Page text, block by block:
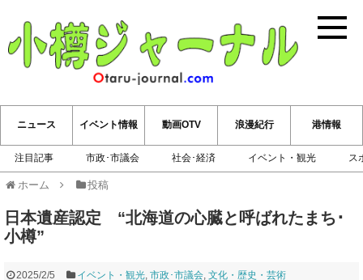
小樽ジ
ニュース
注目記事 市政･市議会 社会･経済 イベント・観光 ス
イベント情報 動画OTV 浪漫紀行 港情報
ホーム 投稿
日本遺産認定 “北海道の心臓と呼ばれたまち･
小樽”
2025/2/5 イベント・観光 ,市政･市議会 ,文化・歴史・芸術